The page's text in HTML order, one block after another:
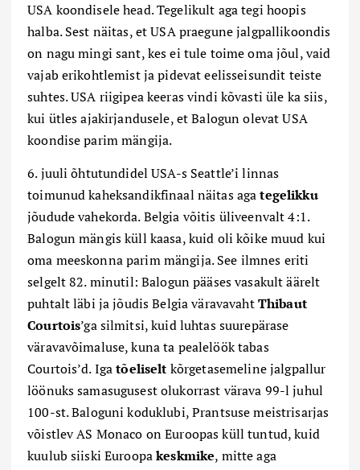
USA koondisele head. Tegelikult aga tegi hoopis
halba. Sest näitas, et USA praegune jalgpallikoondis
on nagu mingi sant, kes ei tule toime oma jõul, vaid
vajab erikohtlemist ja pidevat eelisseisundit teiste
suhtes. USA riigipea keeras vindi kõvasti üle ka siis,
kui ütles ajakirjandusele, et Balogun olevat USA
koondise parim mängija.
6. juuli õhtutundidel USA-s Seattle’i linnas
toimunud kaheksandikfinaal näitas agategelikku
jõudude vahekorda. Belgia võitis üliveenvalt 4:1.
Balogun mängis küll kaasa, kuid oli kõike muud kui
oma meeskonna parim mängija. See ilmnes eriti
selgelt 82. minutil: Balogun pääses vasakult äärelt
puhtalt läbi ja jõudis Belgia väravavahtThibaut
Courtois’ga silmitsi, kuid luhtas suurepärase
väravavõimaluse, kuna ta pealelöök tabas
Courtois’d. Igatõeliselt kõrgetasemeline jalgpallur
löönuks samasugusest olukorrast värava 99-l juhul
100-st. Baloguni koduklubi, Prantsuse meistrisarjas
võistlev AS Monaco on Euroopas küll tuntud, kuid
kuulub siiski Euroopakeskmike, mitte aga